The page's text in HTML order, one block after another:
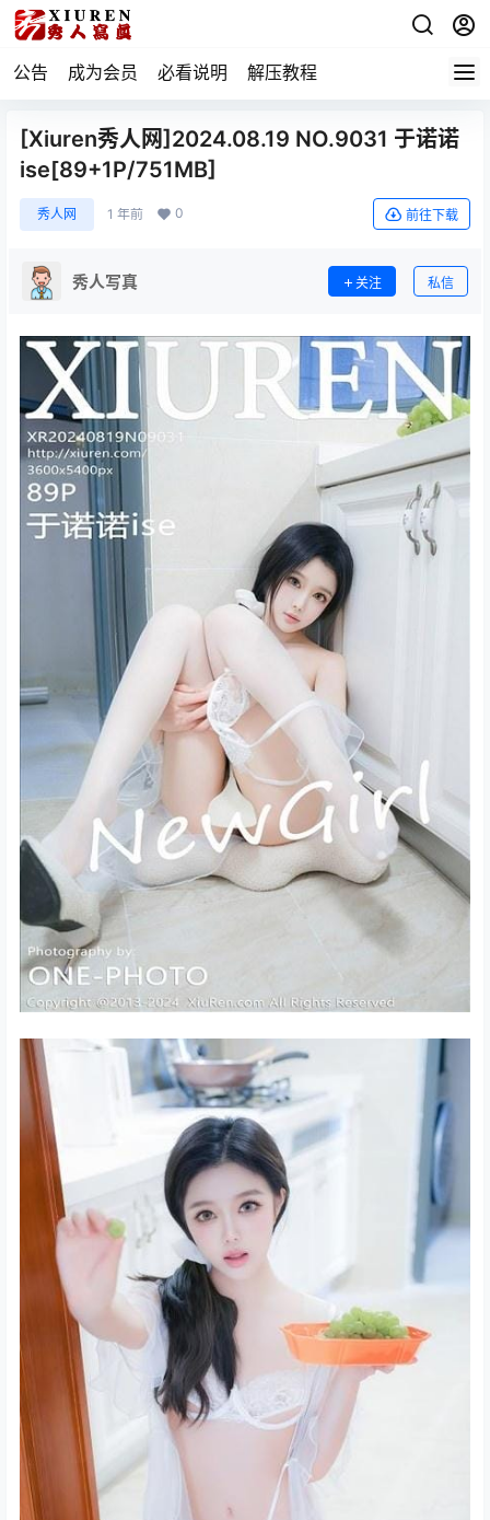
公告 成为会员 必看说明 解压教程
[Xiuren秀人网]2024.08.19 NO.9031 于诺诺
ise[89+1P/751MB]
秀人网 1 年前 0 前往下载
秀人写真 关注 私信